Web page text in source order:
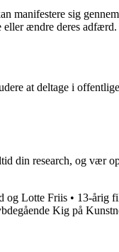
sig
eller ændre deres adfærd.
at deltage i
din research, og vær
og Lotte Friis • 13-årig
Kig på